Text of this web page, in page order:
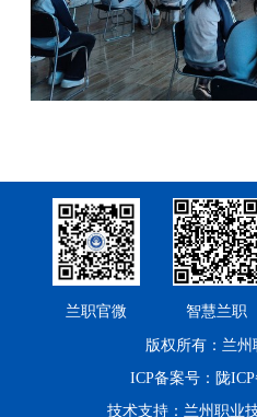
兰职官微 智慧兰职
版权所有：兰
ICP备案号：陇ICP
技术支持：兰州职业